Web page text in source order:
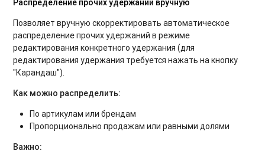
Распределение прочих удержаний вручную
Позволяет вручную скорректировать автоматическое
распределение прочих удержаний в режиме
редактирования конкретного удержания (для
редактирования удержания требуется нажать на кнопку
"Карандаш").
Как можно распределить:
По артикулам или брендам
Пропорционально продажам или равными долями
Важно: